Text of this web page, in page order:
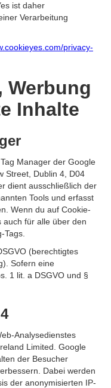
ist daher
Verarbeitung
privacy-
Werbung
Inhalte
Manager der Google
Street, Dublin 4, D04
dient ausschließlich der
Tools und erfasst
Wenn du auf Cookie-
auch für alle über den
Tags.
(berechtigtes
Sofern eine
1 lit. a DSGVO und §
Analysedienstes
Limited. Google
der Besucher
Dabei werden
der anonymisierten IP-